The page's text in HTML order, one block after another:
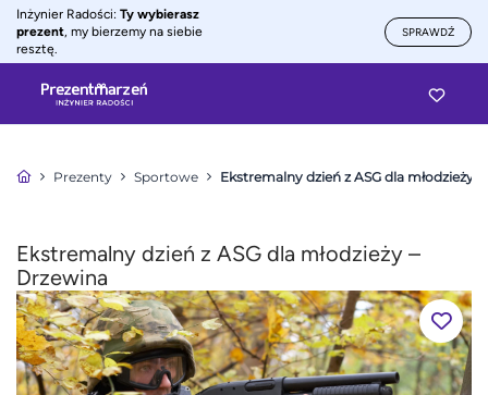
Inżynier Radości: Ty wybierasz
prezent, my bierzemy na siebie
resztę.
SPRAWDŹ
Prezenty Sportowe Ekstremalny dzień z ASG dla młodzieży
Ekstremalny dzień z ASG dla młodzieży –
Drzewina